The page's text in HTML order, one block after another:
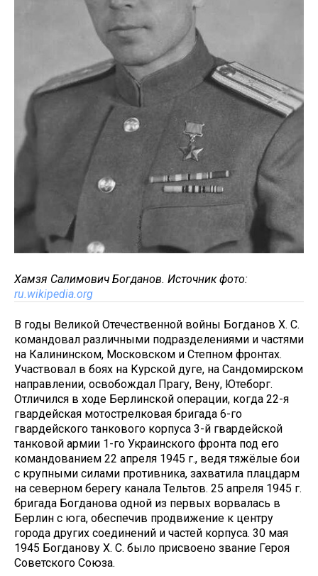
Хамзя Салимович Богданов. Источник фото:
ru.wikipedia.org
В годы Великой Отечественной войны Богданов Х. С.
командовал различными подразделениями и частями
на Калининском, Московском и Степном фронтах.
Участвовал в боях на Курской дуге, на Сандомирском
направлении, освобождал Прагу, Вену, Ютеборг.
Отличился в ходе Берлинской операции, когда 22-я
гвардейская мотострелковая бригада 6-го
гвардейского танкового корпуса 3-й гвардейской
танковой армии 1-го Украинского фронта под его
командованием 22 апреля 1945 г., ведя тяжёлые бои
с крупными силами противника, захватила плацдарм
на северном берегу канала Тельтов. 25 апреля 1945 г.
бригада Богданова одной из первых ворвалась в
Берлин с юга, обеспечив продвижение к центру
города других соединений и частей корпуса. 30 мая
1945 Богданову Х. С. было присвоено звание Героя
Советского Союза.